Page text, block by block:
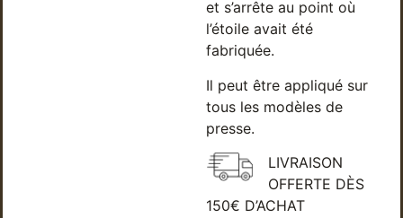
et s’arrête au point où
l’étoile avait été
fabriquée.
Il peut être appliqué sur
tous les modèles de
presse.
LIVRAISON
OFFERTE DÈS
150€ D’ACHAT